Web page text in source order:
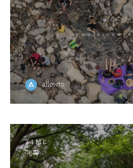
allowto
TIME
계곡